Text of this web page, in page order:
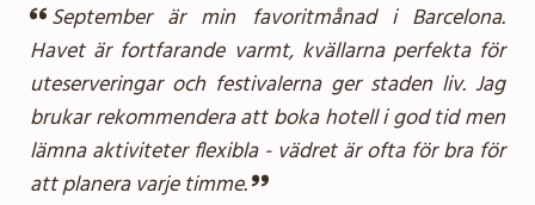
September är min favoritmånad i Barcelona.
Havet är fortfarande varmt, kvällarna perfekta för
uteserveringar och festivalerna ger staden liv. Jag
brukar rekommendera att boka hotell i god tid men
lämna aktiviteter flexibla - vädret är ofta för bra för
att planera varje timme.